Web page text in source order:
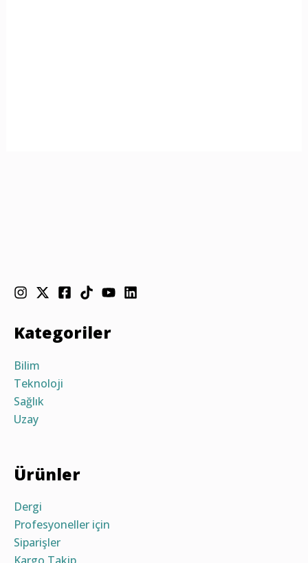
Kategoriler
Bilim
Teknoloji
Sağlık
Uzay
Ürünler
Dergi
Profesyoneller için
Siparişler